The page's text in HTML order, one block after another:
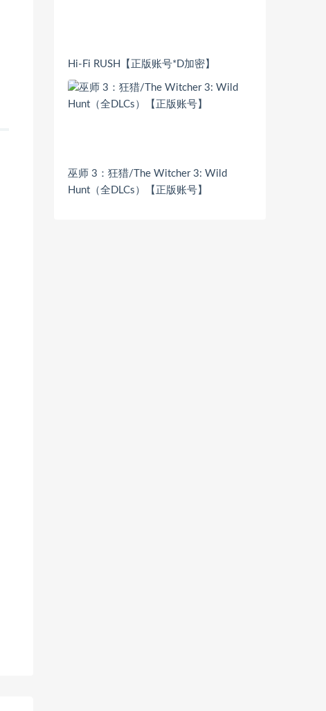
Hi-Fi RUSH【正版账号*D加密】
巫师 3：狂猎/The Witcher 3: Wild
Hunt（全DLCs）【正版账号】